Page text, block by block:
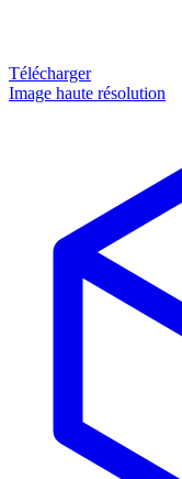
Télécharger
Image haute résolution